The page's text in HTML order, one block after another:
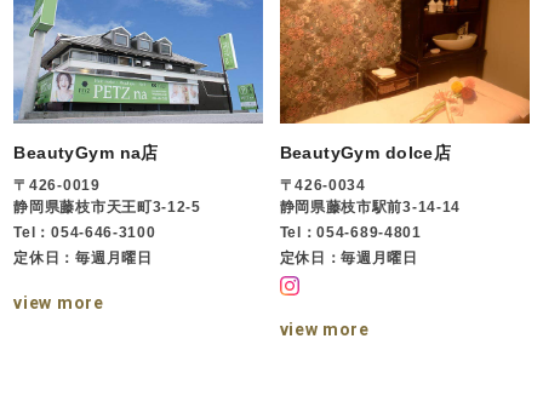
BeautyGym na店
〒426-0019
静岡県藤枝市天王町3-12-5
Tel：054-646-3100
定休日：毎週月曜日
view more
BeautyGym dolce店
〒426-0034
静岡県藤枝市駅前3-14-14
Tel：054-689-4801
定休日：毎週月曜日
view more